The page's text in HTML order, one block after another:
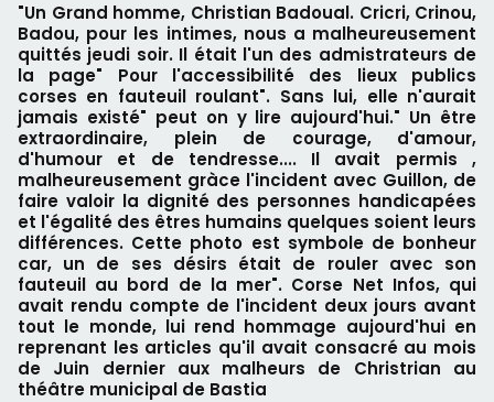
"Un Grand homme, Christian Badoual. Cricri, Crinou,
Badou, pour les intimes, nous a malheureusement
quittés jeudi soir. Il était l'un des admistrateurs de
la page" Pour l'accessibilité des lieux publics
corses en fauteuil roulant". Sans lui, elle n'aurait
jamais existé" peut on y lire aujourd'hui." Un être
extraordinaire, plein de courage, d'amour,
d'humour et de tendresse.... Il avait permis ,
malheureusement gràce l'incident avec Guillon, de
faire valoir la dignité des personnes handicapées
et l'égalité des êtres humains quelques soient leurs
différences. Cette photo est symbole de bonheur
car, un de ses désirs était de rouler avec son
fauteuil au bord de la mer". Corse Net Infos, qui
avait rendu compte de l'incident deux jours avant
tout le monde, lui rend hommage aujourd'hui en
reprenant les articles qu'il avait consacré au mois
de Juin dernier aux malheurs de Christrian au
théâtre municipal de Bastia